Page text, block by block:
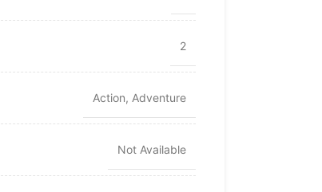
2
Action, Adventure
Not Available